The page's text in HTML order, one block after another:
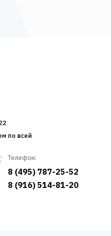
Телефон:
8 (495) 787-25-52
8 (916) 514-81-20
по всей